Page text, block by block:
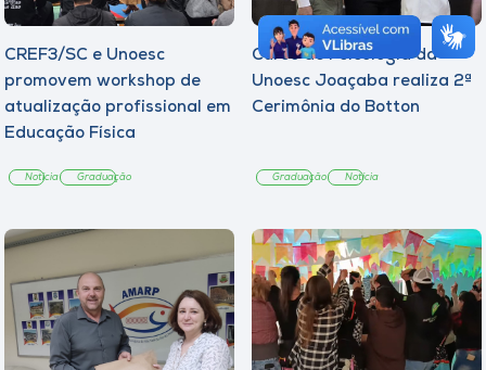
CREF3/SC e Unoesc
promovem workshop de
atualização profissional em
Educação Física
Notícia Graduação
Curso de Psicologia da
Unoesc Joaçaba realiza 2ª
Cerimônia do Botton
Graduação Notícia